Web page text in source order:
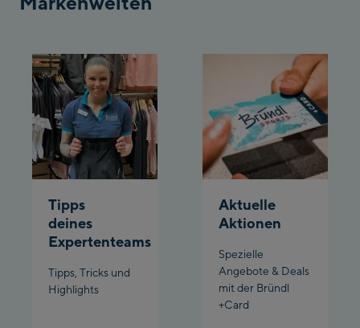
/Valley station
Fuegen:
Spieljochbahn
Talstation /Valley
station
Spieljochbahn
Bergstation / Top
Ischgl:
Ischgl Zentrum
Ischgl Outlet
Tipps
deines
Expertenteams
Tipps, Tricks und
Highlights
Aktuelle
Aktionen
Spezielle
Angebote & Deals
mit der Bründl
+Card